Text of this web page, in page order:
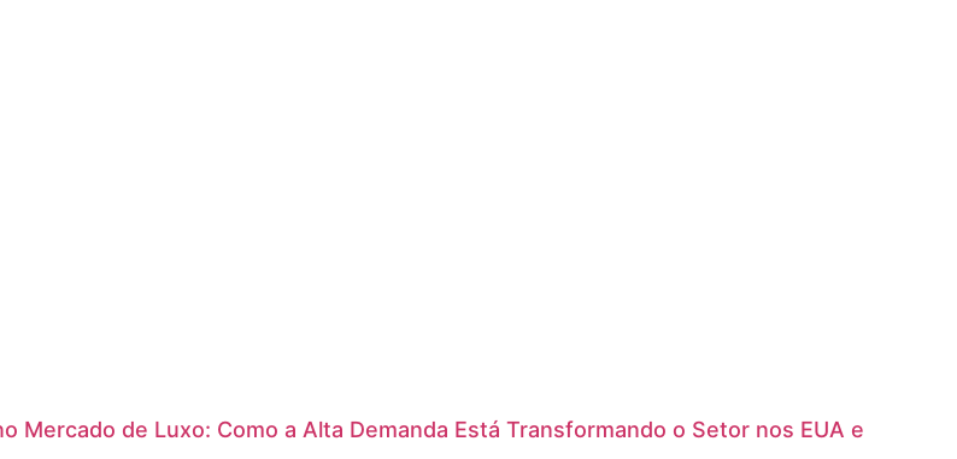
Mercado de Luxo: Como a Alta Demanda Está Transformando o Setor nos EUA e